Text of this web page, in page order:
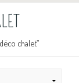
chalet”